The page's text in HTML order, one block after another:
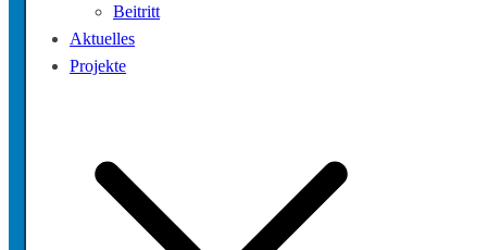
Beitritt
Aktuelles
Projekte